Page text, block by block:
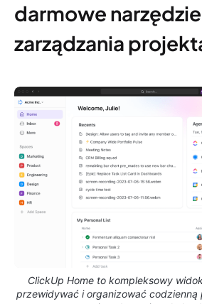
darmowe
zarządzania
ClickUp Home to kompleksowy
przewidywać i organizować codzienną